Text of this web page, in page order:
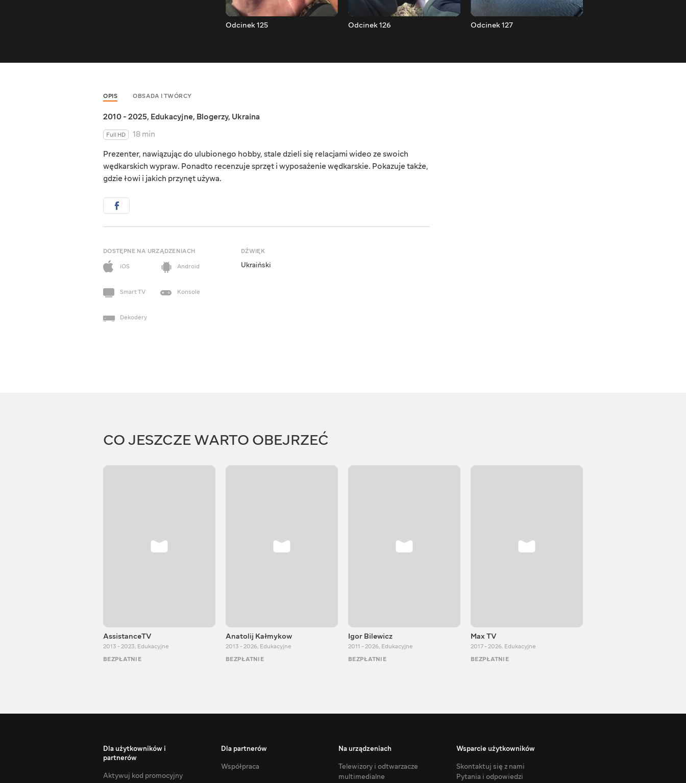
Odcinek 125 Odcinek 126 Odcinek 127
OPIS OBSADA I TWÓRCY
2010 - 2025, Edukacyjne, Blogerzy, Ukraina
Full HD
18 min
Prezenter, nawiązując do ulubionego hobby, stale dzieli się relacjami wideo ze swoich
wędkarskich wypraw. Ponadto recenzuje sprzęt i wyposażenie wędkarskie. Pokazuje także,
gdzie łowi i jakich przynęt używa.
DOSTĘPNE NA URZĄDZENIACH
iOS
Android
Smart TV Konsole
Dekodery
DŹWIĘK
Ukraiński
CO JESZCZE WARTO OBEJRZEĆ
AssistanceTV
2013 - 2023, Edukacyjne
BEZPŁATNIE
Anatolij Kałmykow
2013 - 2026, Edukacyjne
BEZPŁATNIE
Igor Bilewicz
2011 - 2026, Edukacyjne
BEZPŁATNIE
Max TV
2017 - 2026, Edukacyjne
BEZPŁATNIE
Dla użytkowników i
partnerów
Aktywuj kod promocyjny
Dla partnerów
Współpraca
Na urządzeniach
Telewizory i odtwarzacze
multimedialne
Wsparcie użytkowników
Skontaktuj się z nami
Pytania i odpowiedzi